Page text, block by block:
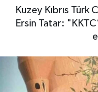
Kuzey Kıbrıs Türk
Ersin Tatar:
Genel